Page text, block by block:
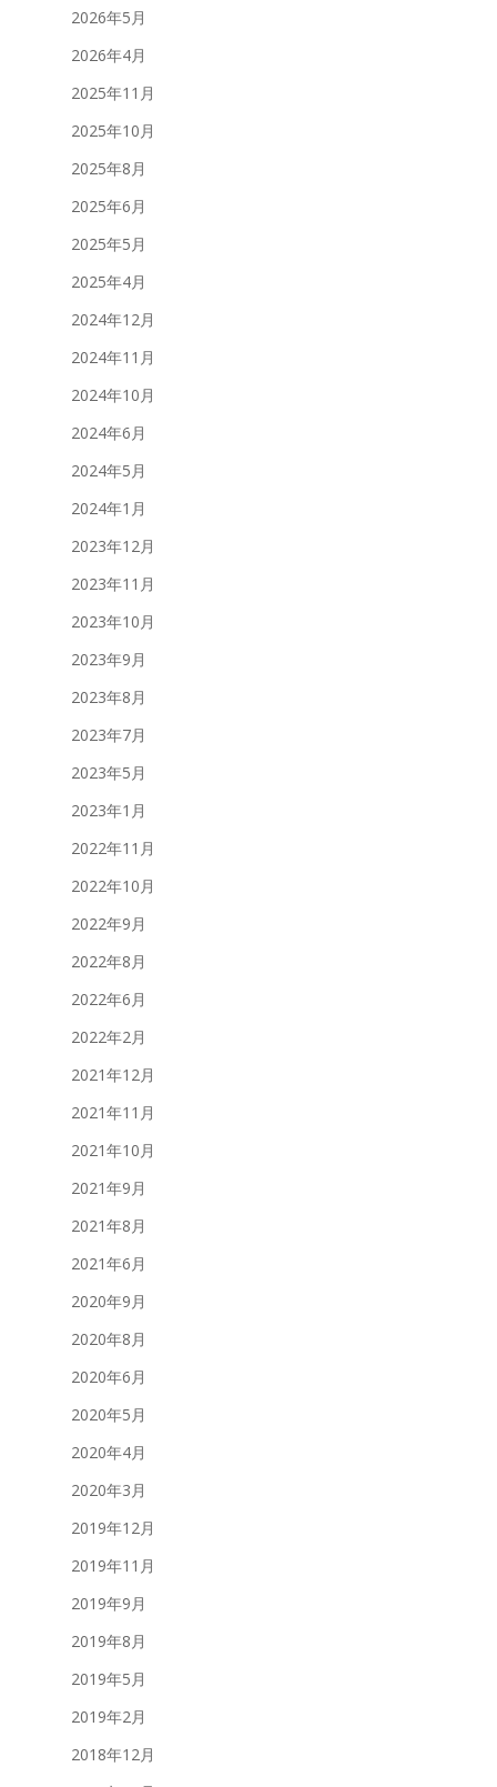
2026年5月
2026年4月
2025年11月
2025年10月
2025年8月
2025年6月
2025年5月
2025年4月
2024年12月
2024年11月
2024年10月
2024年6月
2024年5月
2024年1月
2023年12月
2023年11月
2023年10月
2023年9月
2023年8月
2023年7月
2023年5月
2023年1月
2022年11月
2022年10月
2022年9月
2022年8月
2022年6月
2022年2月
2021年12月
2021年11月
2021年10月
2021年9月
2021年8月
2021年6月
2020年9月
2020年8月
2020年6月
2020年5月
2020年4月
2020年3月
2019年12月
2019年11月
2019年9月
2019年8月
2019年5月
2019年2月
2018年12月